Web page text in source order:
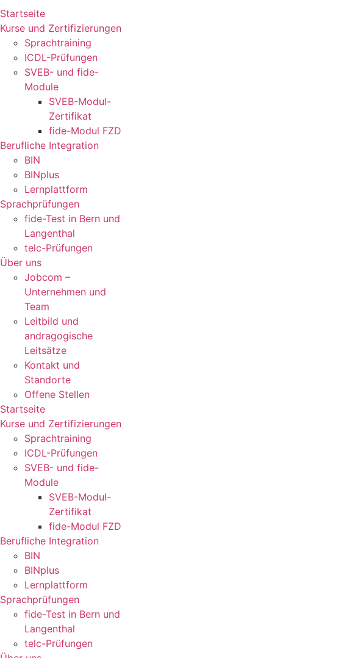
Startseite
Kurse und Zertifizierungen
Sprachtraining
ICDL-Prüfungen
SVEB- und fide-
Module
SVEB-Modul-
Zertifikat
fide-Modul FZD
Berufliche Integration
BIN
BINplus
Lernplattform
Sprachprüfungen
fide-Test in Bern und
Langenthal
telc-Prüfungen
Über uns
Jobcom –
Unternehmen und
Team
Leitbild und
andragogische
Leitsätze
Kontakt und
Standorte
Offene Stellen
Startseite
Kurse und Zertifizierungen
Sprachtraining
ICDL-Prüfungen
SVEB- und fide-
Module
SVEB-Modul-
Zertifikat
fide-Modul FZD
Berufliche Integration
BIN
BINplus
Lernplattform
Sprachprüfungen
fide-Test in Bern und
Langenthal
telc-Prüfungen